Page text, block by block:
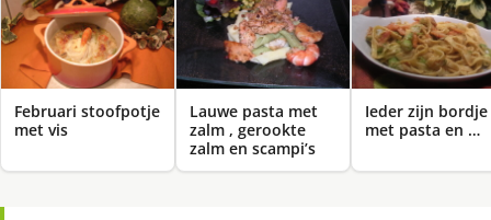
Februari stoofpotje
met vis
Lauwe pasta met
zalm , gerookte
zalm en scampi’s
Ieder zijn bordje
met pasta en …